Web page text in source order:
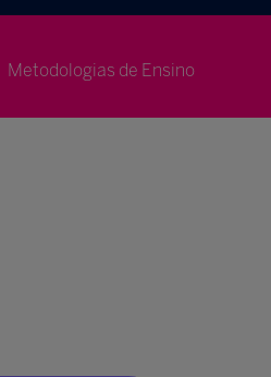
Metodologias de Ensino